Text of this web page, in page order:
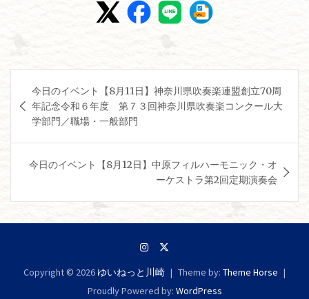
稿
ビ
今日のイベント【8月11日】神奈川県吹奏楽連盟創立70周
年記念令和６年度 第７３回神奈川県吹奏楽コンクール大
学部門／職場・一般部門
今日のイベント【8月12日】中原フィルハーモニック・オ
ーケストラ第2回定期演奏会
Copyright © 2026 ゆいねっと川崎 Theme by: Theme Horse
Proudly Powered by: WordPress